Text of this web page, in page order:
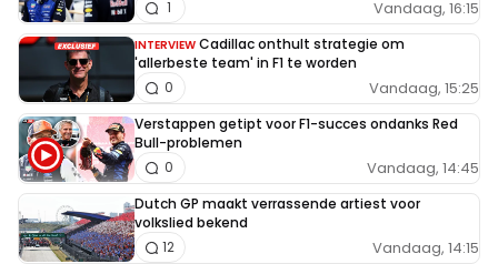
Vandaag, 16:15
1
INTERVIEW Cadillac onthult strategie om
'allerbeste team' in F1 te worden
Vandaag, 15:25
0
Verstappen getipt voor F1-succes ondanks Red
Bull-problemen
Vandaag, 14:45
0
Dutch GP maakt verrassende artiest voor
volkslied bekend
Vandaag, 14:15
12